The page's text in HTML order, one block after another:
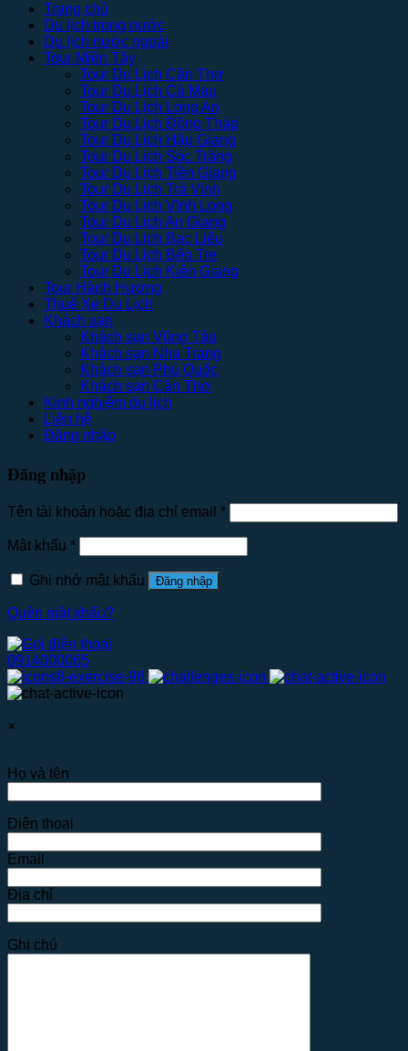
Trang chủ
Du lịch trong nước
Du lịch nước ngoài
Tour Miền Tây
Tour Du Lịch Cần Thơ
Tour Du Lịch Cà Mau
Tour Du Lịch Long An
Tour Du Lịch Đồng Tháp
Tour Du Lịch Hậu Giang
Tour Du Lịch Sóc Trăng
Tour Du Lịch Tiền Giang
Tour Du Lịch Trà Vinh
Tour Du Lịch Vĩnh Long
Tour Du Lịch An Giang
Tour Du Lịch Bạc Liêu
Tour Du Lịch Bến Tre
Tour Du Lịch Kiên Giang
Tour Hành Hương
Thuê Xe Du Lịch
Khách sạn
Khách sạn Vũng Tàu
Khách sạn Nha Trang
Khách sạn Phú Quốc
Khách sạn Cần Thơ
Kinh nghiệm du lịch
Liên hệ
Đăng nhập
Đăng nhập
Tên tài khoản hoặc địa chỉ email *
Mật khẩu *
Ghi nhớ mật khẩu Đăng nhập
Quên mật khẩu?
0914000065
×
Họ và tên
Điện thoại
Email
Địa chỉ
Ghi chú